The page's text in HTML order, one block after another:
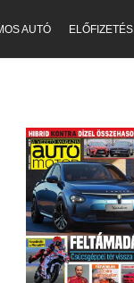
AUTÓ ELŐFIZETÉS